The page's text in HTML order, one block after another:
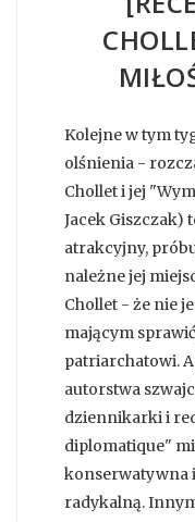
Kolejne w tym
olśnienia -
Chollet i jej
Jacek Giszczak)
atrakcyjny,
należne jej
Chollet - że nie
mającym
patriarchatowi.
autorstwa
dziennikarki i
diplomatique"
konserwatywna
radykalną.